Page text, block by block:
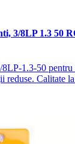
3/8LP 1.3 50
1.3-50 pentru
reduse. Calitate